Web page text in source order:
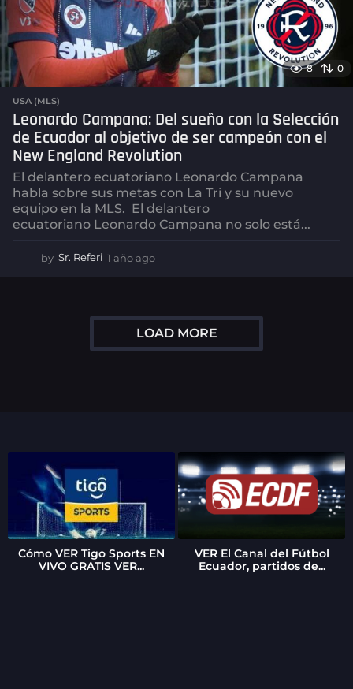
8 0
USA (MLS)
Leonardo Campana: Del sueño con la Selección
de Ecuador al objetivo de ser campeón con el
New England Revolution
El delantero ecuatoriano Leonardo Campana
habla sobre sus metas con La Tri y su nuevo
equipo en la MLS. El delantero
ecuatoriano Leonardo Campana no solo está...
by Sr. Referi 1 año ago
a
g
o
LOAD MORE
Cómo VER Tigo Sports EN
VIVO GRATIS VER...
VER El Canal del Fútbol
Ecuador, partidos de...